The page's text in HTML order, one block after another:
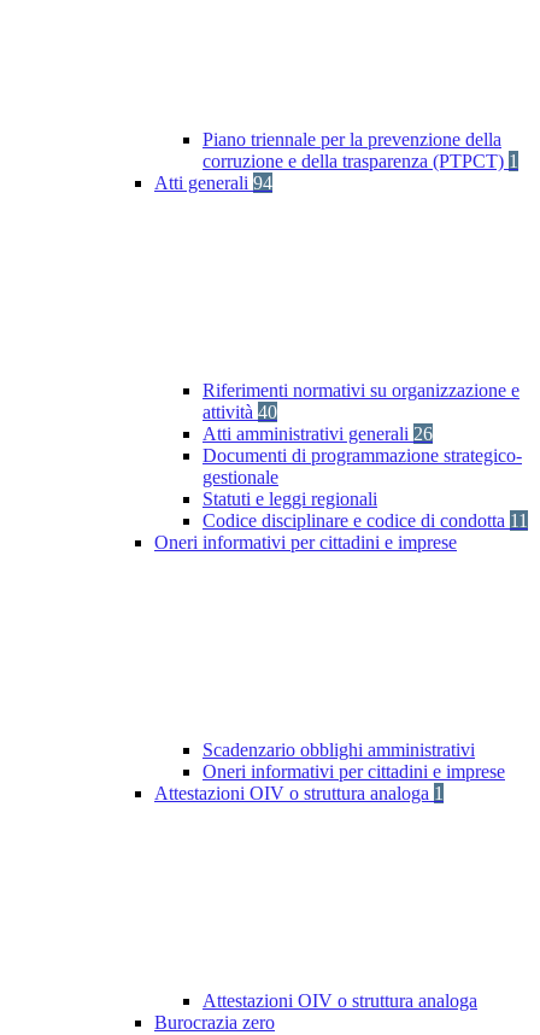
Piano triennale per la prevenzione della
corruzione e della trasparenza (PTPCT) 1
Atti generali 94
Riferimenti normativi su organizzazione e
attività 40
Atti amministrativi generali 26
Documenti di programmazione strategico-
gestionale
Statuti e leggi regionali
Codice disciplinare e codice di condotta 11
Oneri informativi per cittadini e imprese
Scadenzario obblighi amministrativi
Oneri informativi per cittadini e imprese
Attestazioni OIV o struttura analoga 1
Attestazioni OIV o struttura analoga
Burocrazia zero